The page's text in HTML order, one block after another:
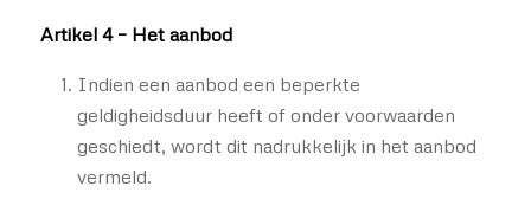
Artikel 4 – Het aanbod
Indien een aanbod een beperkte
geldigheidsduur heeft of onder voorwaarden
geschiedt, wordt dit nadrukkelijk in het aanbod
vermeld.